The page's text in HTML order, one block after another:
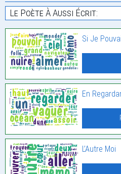
Le Poète À Aussi Écrit:
Si Je
En
L’Autre Moi